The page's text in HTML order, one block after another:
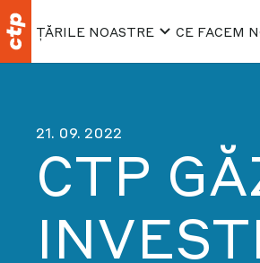
ȚĂRILE NOASTRE CE FACEM
21. 09. 2022
CTP